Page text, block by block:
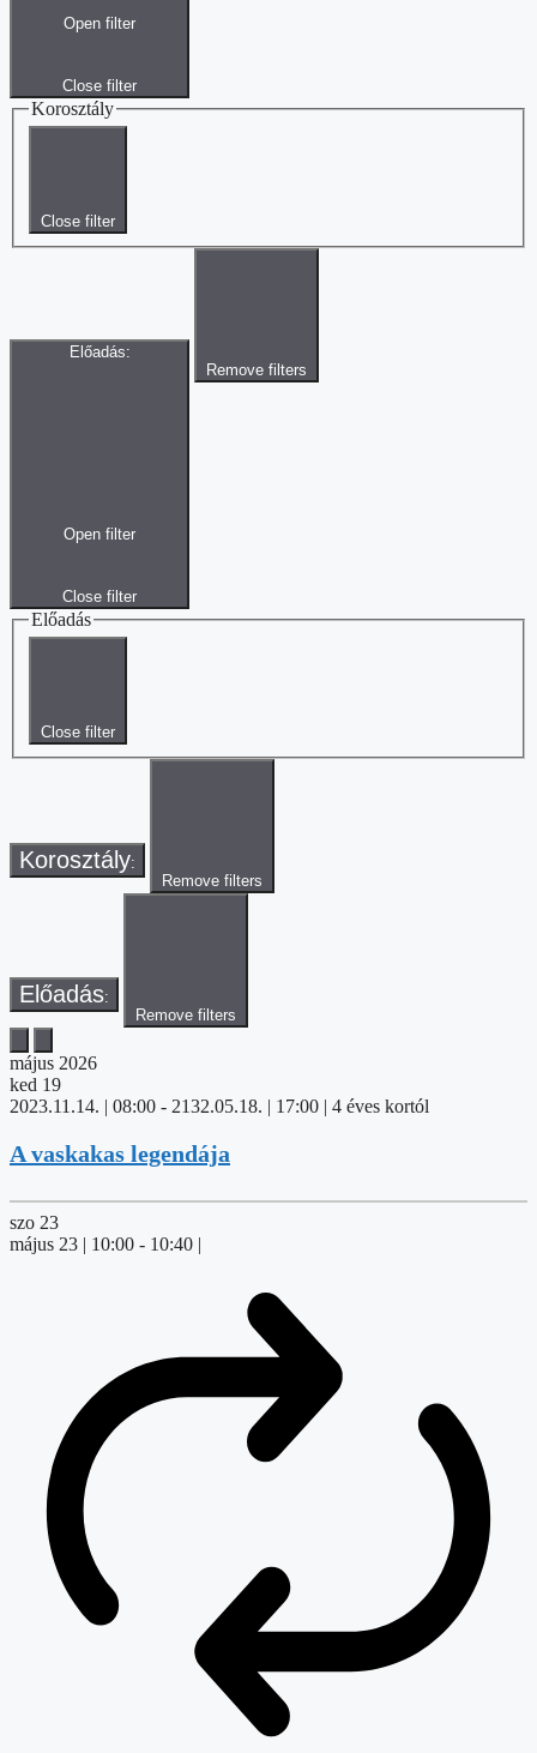
Open filter
Close filter
Korosztály
Close filter
Előadás:
Open filter
Close filter
Remove filters
Előadás
Close filter
Korosztály:
Remove filters
Előadás:
Remove filters
május 2026
ked 19
2023.11.14. | 08:00 - 2132.05.18. | 17:00 | 4 éves kortól
A vaskakas legendája
szo 23
május 23 | 10:00 - 10:40 |